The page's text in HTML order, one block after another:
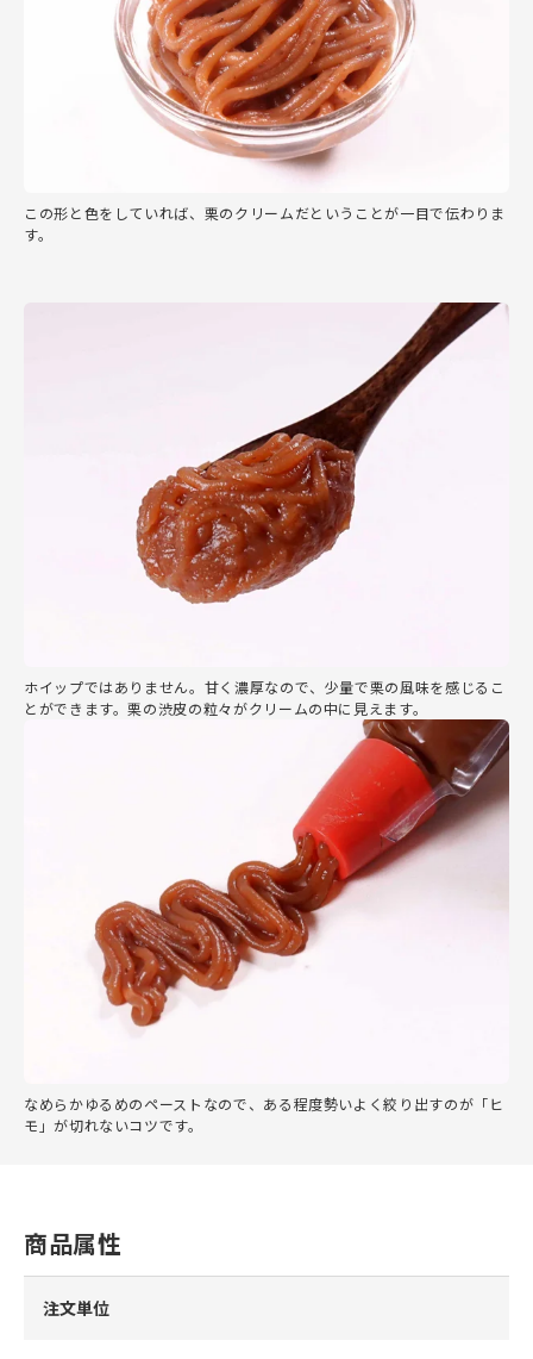
この形と色をしていれば、栗のクリームだということが一目で伝わりま
す。
ホイップではありません。甘く濃厚なので、少量で栗の風味を感じるこ
とができます。栗の渋皮の粒々がクリームの中に見えます。
なめらかゆるめのペーストなので、ある程度勢いよく絞り出すのが「ヒ
モ」が切れないコツです。
商品属性
注文単位